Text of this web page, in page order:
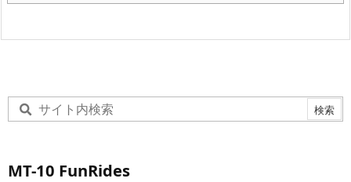
MT-10 FunRides